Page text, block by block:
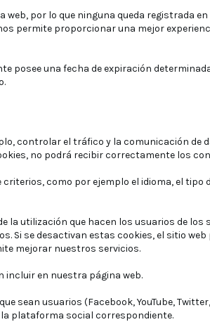
por lo que ninguna queda registrada
permite proporcionar una mejor
posee una fecha de expiración
controlar el tráfico y la comunicación de
no podrá recibir correctamente los
como por ejemplo el idioma, el tipo
utilización que hacen los usuarios de los
Si se desactivan estas cookies, el sitio
mejorar nuestros servicios.
incluir en nuestra página web.
usuarios (Facebook, YouTube,
plataforma social correspondiente.